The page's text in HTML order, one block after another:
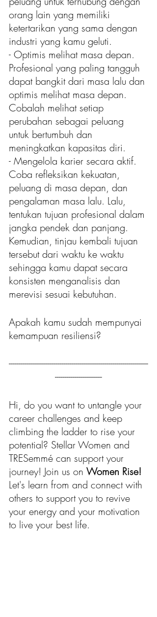
orang lain yang memiliki
ketertarikan yang sama dengan
industri yang kamu geluti.
- Optimis melihat masa depan.
Profesional yang paling tangguh
dapat bangkit dari masa lalu dan
optimis melihat masa depan.
Cobalah melihat setiap
perubahan sebagai peluang
untuk bertumbuh dan
meningkatkan kapasitas diri.
- Mengelola karier secara aktif.
Coba refleksikan kekuatan,
peluang di masa depan, dan
pengalaman masa lalu. Lalu,
tentukan tujuan profesional dalam
jangka pendek dan panjang.
Kemudian, tinjau kembali tujuan
tersebut dari waktu ke waktu
sehingga kamu dapat secara
konsisten menganalisis dan
merevisi sesuai kebutuhan.
Apakah kamu sudah mempunyai
kemampuan resiliensi?
-----------------------------------------------------------------------
------------------------
Hi, do you want to untangle your
career challenges and keep
climbing the ladder to rise your
potential? Stellar Women and
TRESemmé can support your
journey! Join us on Women Rise!
Let's learn from and connect with
others to support you to revive
your energy and your motivation
to live your best life.